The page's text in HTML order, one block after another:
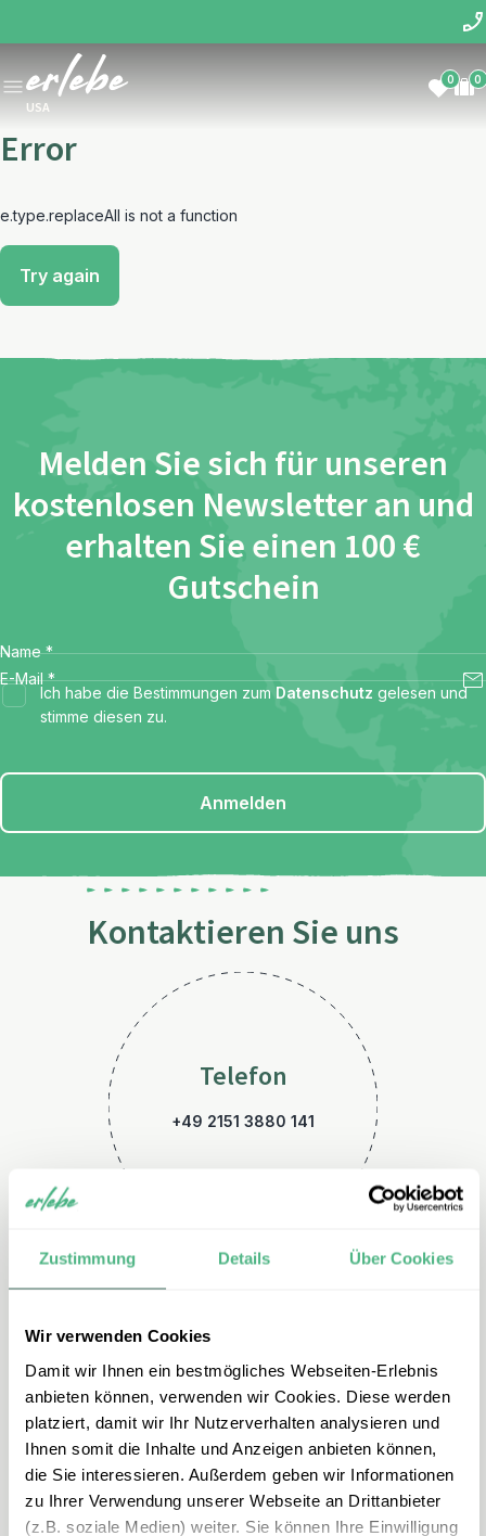
Zustimmung Details Über Cookies
Wir verwenden Cookies
Damit wir Ihnen ein bestmögliches Webseiten-Erlebnis
anbieten können, verwenden wir Cookies. Diese werden
platziert, damit wir Ihr Nutzerverhalten analysieren und
Ihnen somit die Inhalte und Anzeigen anbieten können,
die Sie interessieren. Außerdem geben wir Informationen
zu Ihrer Verwendung unserer Webseite an Drittanbieter
(z.B. soziale Medien) weiter. Sie können Ihre Einwilligung
USA
0 0
Error
e.type.replaceAll is not a function
Try again
Melden Sie sich für unseren
kostenlosen Newsletter an und
erhalten Sie einen 100 €
Gutschein
Name *
E-Mail *
Ich habe die Bestimmungen zum Datenschutz gelesen und
stimme diesen zu.
Anmelden
Kontaktieren Sie uns
Telefon
+49 2151 3880 141
E-Mail
usa@erlebe.de